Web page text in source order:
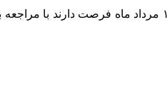
مشاور عالی سازمان سنجش آموزش کشور با تاکید بر اینکه آزمون کارشناسی ناپیوسته ۱۲ مرداد ماه جاری برگزاری می شود،‌ گفت: